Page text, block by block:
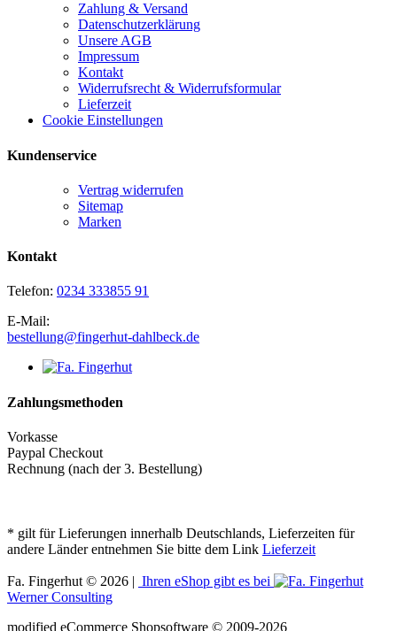
Zahlung & Versand
Datenschutzerklärung
Unsere AGB
Impressum
Kontakt
Widerrufsrecht & Widerrufsformular
Lieferzeit
Cookie Einstellungen
Kundenservice
Vertrag widerrufen
Sitemap
Marken
Kontakt
Telefon: 0234 333855 91
E-Mail:
bestellung@fingerhut-dahlbeck.de
Zahlungsmethoden
Vorkasse
Paypal Checkout
Rechnung (nach der 3. Bestellung)
* gilt für Lieferungen innerhalb Deutschlands, Lieferzeiten für
andere Länder entnehmen Sie bitte dem Link Lieferzeit
Fa. Fingerhut © 2026 | Ihren eShop gibt es bei
Werner Consulting
modified eCommerce Shopsoftware © 2009-2026